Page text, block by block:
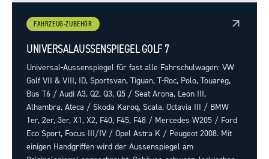
FAHRZEUG-ZUBEHÖR
UNIVERSALAUSSENSPIEGEL GOLF 7
Universal-Aussenspiegel für fast alle Fahrschulwagen: VW
Golf VII & VIII, ID, Sportsvan, Tiguan, T-Roc, Polo, Touareg,
Bus T6 / Audi A3, Q2, Q3, Q5 / Seat Arona, Leon III,
Alhambra, Ateca / Skoda Karoq, Scala, Octavia III / BMW
1er, 2er, 3er, X1, X2, F40, F45, F48 / Mercedes W205 / Ford
Eco Sport, Focus III/IV / Opel Astra K / Peugeot 2008. Mit
einigen Handgriffen wird der Aussenspiegel am